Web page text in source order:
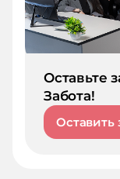
Оставьте
Забота!
Оставить